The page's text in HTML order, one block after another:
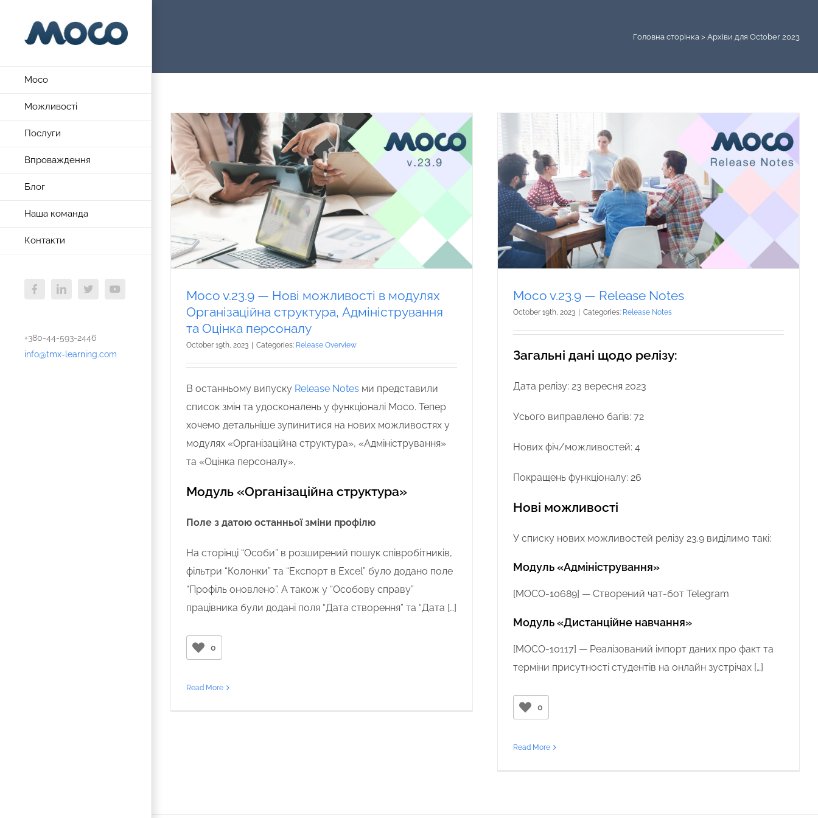
content
Moco
Можливості
Послуги
Впроваждення
Блог
Наша команда
Контакти
FacebookLinkedIn
X YouTube
+380-44-593-2446
info@tmx-learning.com
Головна сторінка > Архіви для October 2023
Moco v.23.9 — Нові можливості в модулях Організаційна
структура, Адміністрування та Оцінка персоналу
Moco v.23.9 — Нові можливості в модулях
Організаційна структура, Адміністрування
та Оцінка персоналу
October 19th, 2023 Categories: Release Overview
В останньому випуску Release Notes ми представили
список змін та удосконалень у функціоналі Moco. Тепер
хочемо детальніше зупинитися на нових можливостях у
модулях «Організаційна структура», «Адміністрування»
та «Оцінка персоналу».
Модуль «Організаційна структура»
Поле з датою останньої зміни профілю
На сторінці “Особи” в розширений пошук співробітників,
фільтри “Колонки” та “Експорт в Excel” було додано поле
“Профіль оновлено”. А також у “Особову справу”
працівника були додані поля “Дата створення” та “Дата […]
0
Read More
Moco v.23.9 — Release Notes
October 19th, 2023 Categories: Release Notes
Загальні дані щодо релізу:
Дата релізу: 23 вересня 2023
Усього виправлено багів: 72
Нових фіч/можливостей: 4
Покращень функціоналу: 26
Нові можливості
У списку нових можливостей релізу 23.9 виділимо такі:
Модуль «Адміністрування»
[MOCO-10689] — Створений чат-бот Telegram
Модуль «Дистанційне навчання»
[MOCO-10117] — Реалізований імпорт даних про факт та
терміни присутності студентів на онлайн зустрічах […]
0
Read More